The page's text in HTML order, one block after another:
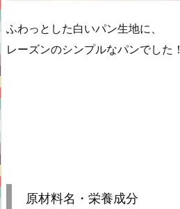
ふわっとした白いパン生地に、
レーズンのシンプルなパンでした！
原材料名・栄養成分